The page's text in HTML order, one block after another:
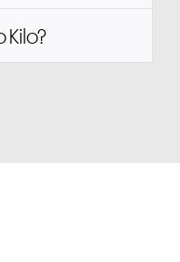
Kilo?